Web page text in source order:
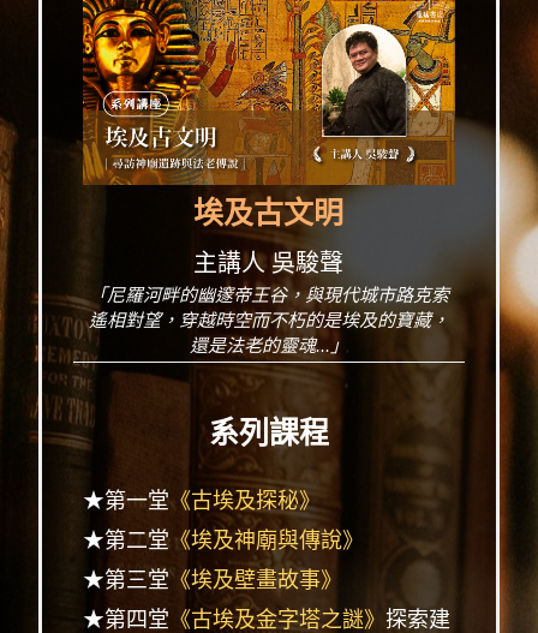
埃及古文明
主講人 吳駿聲
「尼羅河畔的幽邃帝王谷，與現代城市路克索
遙相對望，穿越時空而不朽的是埃及的寶藏，
還是法老的靈魂...」
系列課程
★第一堂《古埃及探秘》
★第二堂《埃及神廟與傳說》
★第三堂《埃及壁畫故事》
★第四堂 《古埃及金字塔之謎》 探索建